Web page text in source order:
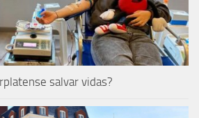
salvar vidas?